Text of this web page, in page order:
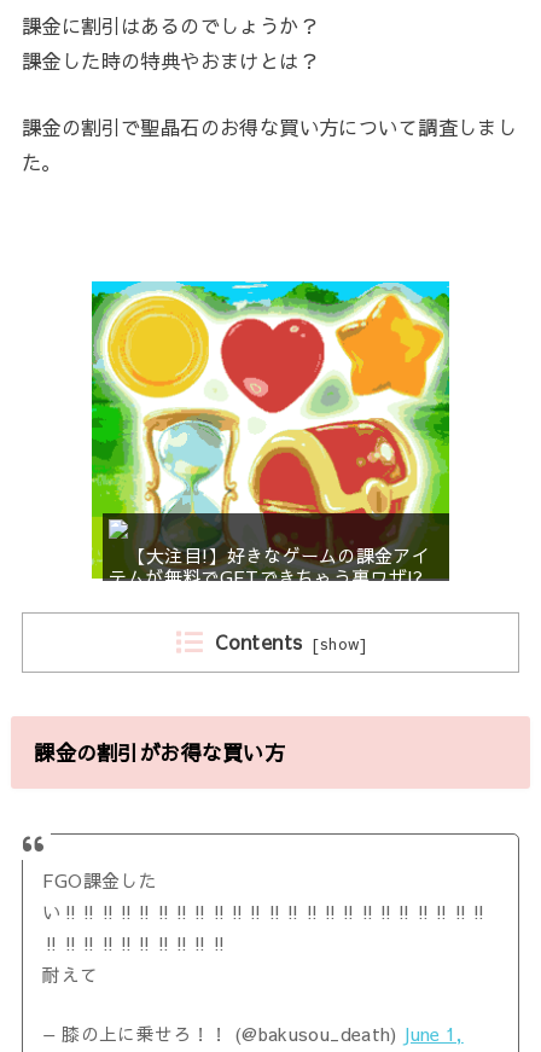
課金に割引はあるのでしょうか？
課金した時の特典やおまけとは？
課金の割引で聖晶石のお得な買い方について調査しまし
た。
【大注目!】好きなゲームの課金アイ
テムが無料でGETできちゃう裏ワザ!?
Contents [show]
課金の割引がお得な買い方
FGO課金した
い‼️‼️‼️‼️‼️‼️‼️‼️‼️‼️‼️‼️‼️‼️‼️‼️‼️‼️‼️‼️‼️‼️‼️
‼️‼️‼️‼️‼️‼️‼️‼️‼️‼️
耐えて
— 膝の上に乗せろ！！ (@bakusou_death) June 1,